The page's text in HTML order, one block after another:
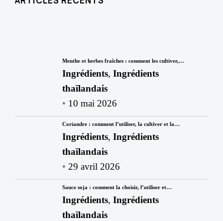
Menthe et herbes fraîches : comment les cultiver,…
Ingrédients, Ingrédients
thaïlandais
10 mai 2026
Coriandre : comment l’utiliser, la cultiver et la…
Ingrédients, Ingrédients
thaïlandais
29 avril 2026
Sauce soja : comment la choisir, l’utiliser et…
Ingrédients, Ingrédients
thaïlandais